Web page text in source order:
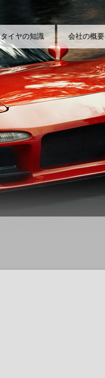
タイヤの知識 会社の概要